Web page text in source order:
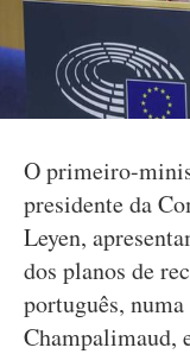
O primeiro-
presidente da
Leyen,
dos planos de
português, numa
Champalimaud,